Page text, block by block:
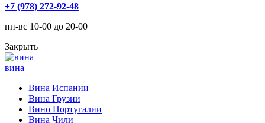
+7 (978) 272-92-48
пн-вс 10-00 до 20-00
Закрыть
вина
Вина Испании
Вина Грузии
Вино Португалии
Вина Чили